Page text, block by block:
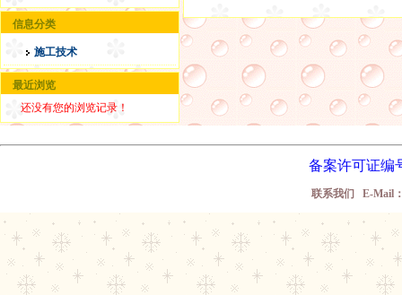
信息分类
施工技术
最近浏览
还没有您的浏览记录！
备案许可证
联系我们 E-Mail